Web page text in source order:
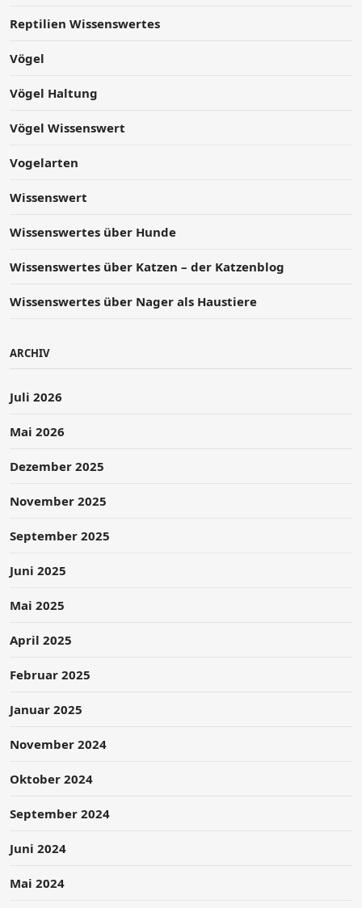
Reptilien Wissenswertes
Vögel
Vögel Haltung
Vögel Wissenswert
Vogelarten
Wissenswert
Wissenswertes über Hunde
Wissenswertes über Katzen – der Katzenblog
Wissenswertes über Nager als Haustiere
ARCHIV
Juli 2026
Mai 2026
Dezember 2025
November 2025
September 2025
Juni 2025
Mai 2025
April 2025
Februar 2025
Januar 2025
November 2024
Oktober 2024
September 2024
Juni 2024
Mai 2024